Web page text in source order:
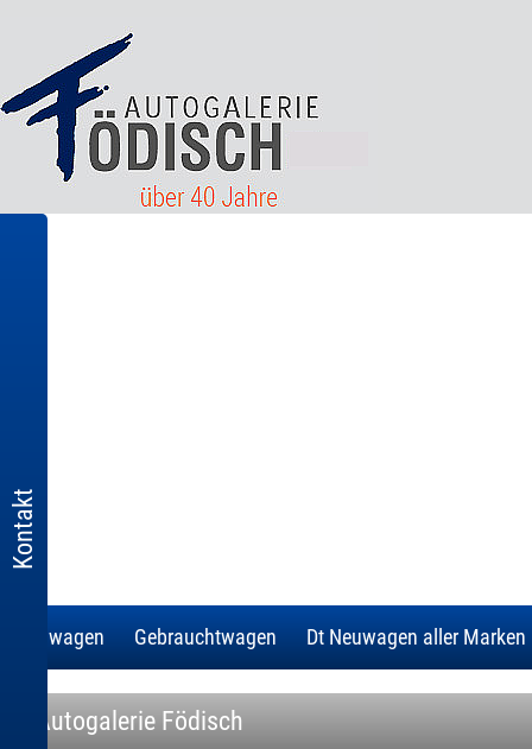
Kontakt
Neuwagen Gebrauchtwagen Dt Neuwagen aller Marken
- Autogalerie Födisch